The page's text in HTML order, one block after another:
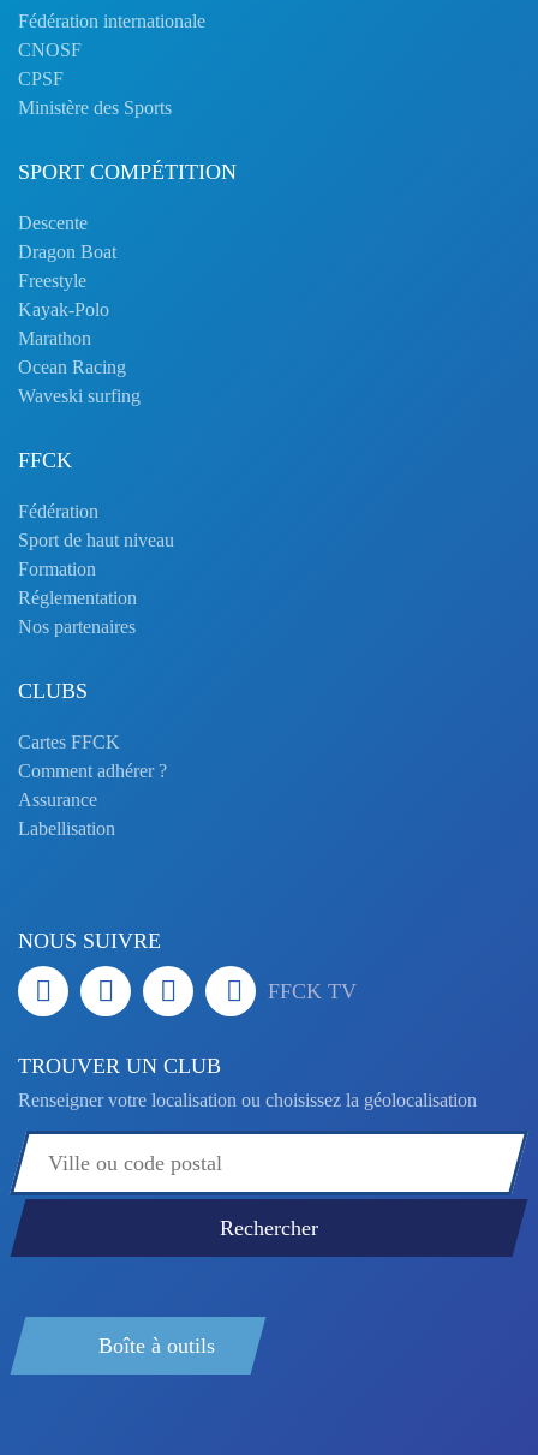
Fédération internationale
CNOSF
CPSF
Ministère des Sports
SPORT COMPÉTITION
Descente
Dragon Boat
Freestyle
Kayak-Polo
Marathon
Ocean Racing
Waveski surfing
FFCK
Fédération
Sport de haut niveau
Formation
Réglementation
Nos partenaires
CLUBS
Cartes FFCK
Comment adhérer ?
Assurance
Labellisation
NOUS SUIVRE
FFCK TV
TROUVER UN CLUB
Renseigner votre localisation ou choisissez la géolocalisation
Boîte à outils